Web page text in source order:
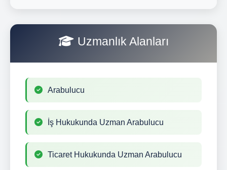
Uzmanlık Alanları
Arabulucu
İş Hukukunda Uzman Arabulucu
Ticaret Hukukunda Uzman Arabulucu